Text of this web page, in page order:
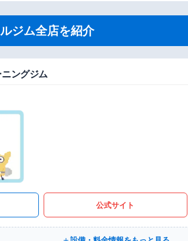
ジム全店を紹介
ングジム
公式サイト